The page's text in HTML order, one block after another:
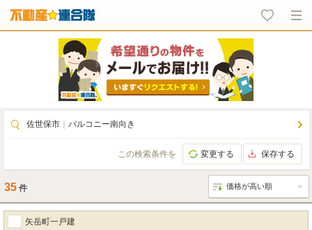
佐世保市 バルコニー南向き
この検索条件を 変更する 保存する
35 件
矢岳町一戸建